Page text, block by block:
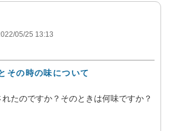
05/25 13:13
その時の味について
たのですか？そのときは何味ですか？